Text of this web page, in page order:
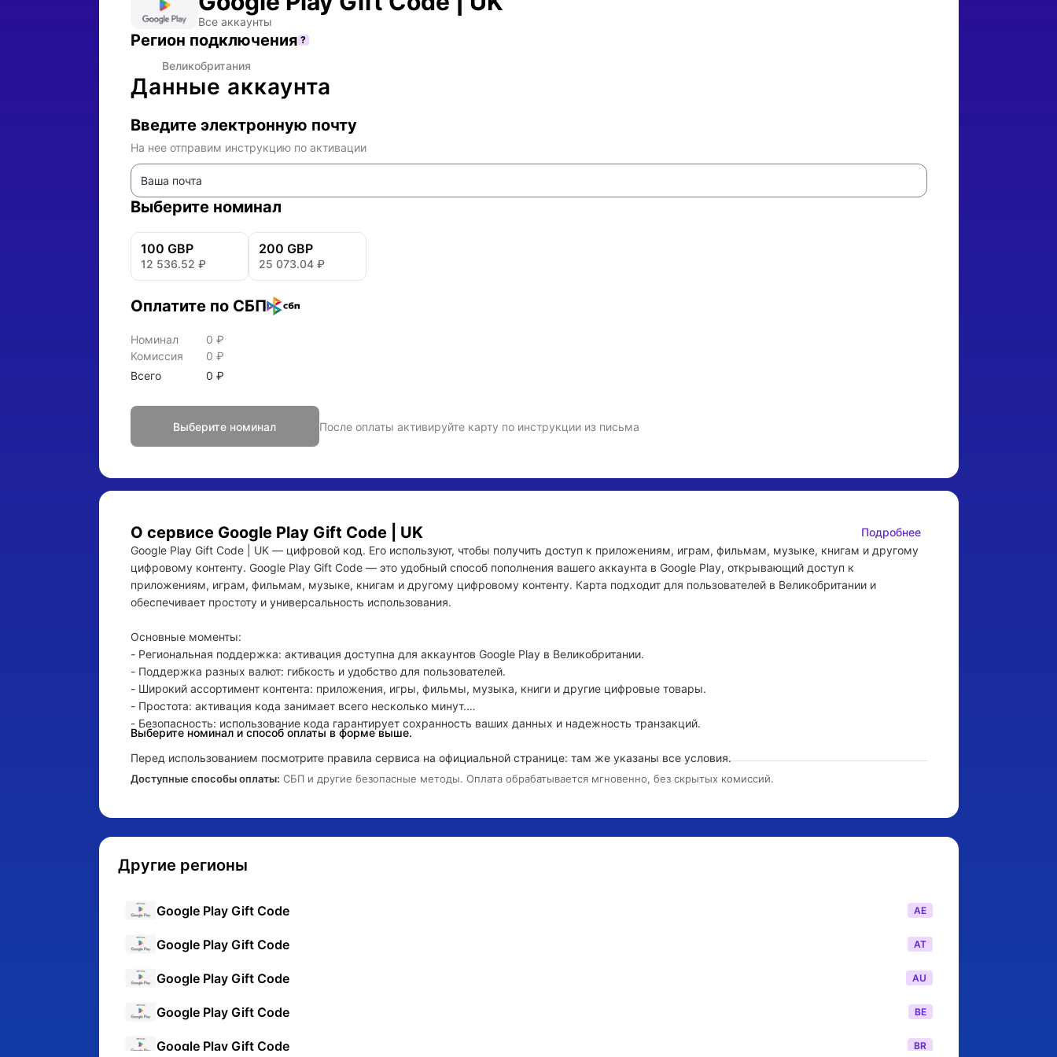
Все аккаунты
Регион подключения ?
Великобритания
Данные аккаунта
Введите электронную почту
На нее отправим инструкцию по активации
Выберите номинал
100 GBP
12 536.52 ₽
200 GBP
25 073.04₽
Оплатите по СБП
Номинал 0 ₽
Комиссия
0 ₽
Всего
0 ₽
Выберите номинал После оплаты активируйте карту по инструкции из письма
О сервисе Google Play Gift Code | UK
Подробнее
Google Play Gift Code | UK — цифровой код. Его используют, чтобы получить доступ к приложениям, играм, фильмам, музыке, книгам и другому
цифровому контенту. Google Play Gift Code — это удобный способ пополнения вашего аккаунта в Google Play, открывающий доступ к
приложениям, играм, фильмам, музыке, книгам и другому цифровому контенту. Карта подходит для пользователей в Великобритании и
обеспечивает простоту и универсальность использования.
Основные моменты:
- Региональная поддержка: активация доступна для аккаунтов Google Play в Великобритании.
- Поддержка разных валют: гибкость и удобство для пользователей.
- Широкий ассортимент контента: приложения, игры, фильмы, музыка, книги и другие цифровые товары.
- Простота: активация кода занимает всего несколько минут.
- Безопасность: использование кода гарантирует сохранность ваших данных и надежность транзакций.
Перед использованием посмотрите правила сервиса на официальной странице: там же указаны все условия.
Выберите номинал и способ оплаты в форме выше.
Доступные способы оплаты: СБП и другие безопасные методы. Оплата обрабатывается мгновенно, без скрытых комиссий.
Другие регионы
Google Play Gift Code- Оплата подарочной карты в рублях AE
Google Play Gift Code- Оплата подарочной карты в рублях AT
Google Play Gift Code- Оплата подарочной карты в рублях AU
Google Play Gift Code- Оплата подарочной карты в рублях BE
Google Play Gift Code- Оплата подарочной карты в рублях BR